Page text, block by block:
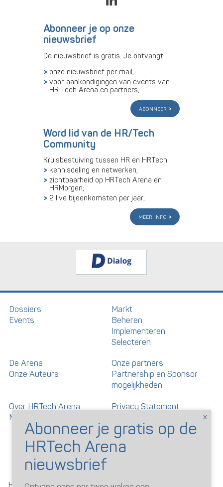
Abonneer je op onze
nieuwsbrief
De nieuwsbrief is gratis. Je ontvangt:
onze nieuwsbrief per mail;
voor-aankondigingen van events van
HR Tech Arena en partners;
abonneer
Word lid van de HR/Tech
Community
Kruisbestuiving tussen HR en HRTech:
kennisdeling en netwerken;
zichtbaarheid op HRTech Arena en
HRMorgen;
2 live bijeenkomsten per jaar;
meer info
Dossiers
Events
Markt
Beheren
Implementeren
Selecteren
De Arena
Onze Auteurs
Onze partners
Partnership en Sponsor
mogelijkheden
Over HRTech Arena
Nieuwsbrief
Privacy Statement
Gedragscode artikelen en
reacties